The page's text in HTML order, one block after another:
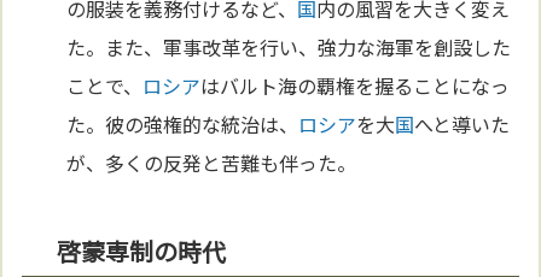
の服装を義務付けるなど、 国内の風習を大きく変え
た。また、軍事改革を行い、強力な海軍を創設した
ことで、 ロシアはバルト海の覇権を握ることになっ
た。彼の強権的な統治は、 ロシアを大国へと導いた
が、多くの反発と苦難も伴った。
啓蒙専制の時代